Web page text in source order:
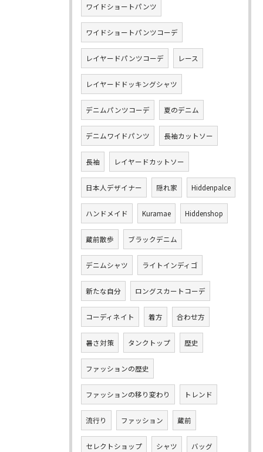
ワイドショートパンツ
ワイドショートパンツコーデ
レイヤードパンツコーデ レース
レイヤードドッキングシャツ
デニムパンツコーデ 夏のデニム
デニムワイドパンツ 長袖カットソー
長袖 レイヤードカットソー
日本人デザイナー 隠れ家 Hiddenpalce
ハンドメイド Kuramae Hiddenshop
蔵前散歩 ブラックデニム
デニムシャツ ライトインディゴ
新たな自分 ロングスカートコーデ
コーディネイト 着方 合わせ方
暑さ対策 タンクトップ 歴史
ファッションの歴史
ファッションの移り変わり トレンド
流行り ファッション 蔵前
セレクトショップ シャツ バッグ